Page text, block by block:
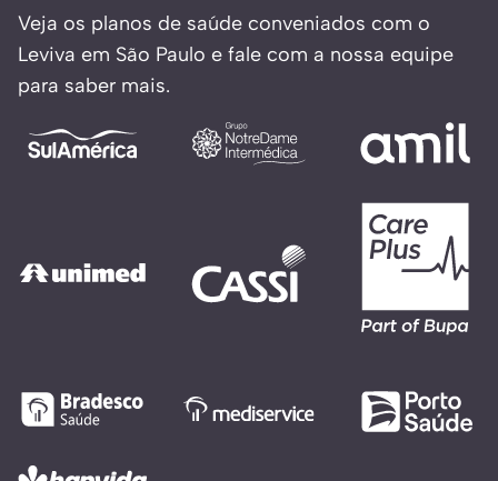
Veja os planos de saúde conveniados com o
Leviva em São Paulo e fale com a nossa equipe
para saber mais.